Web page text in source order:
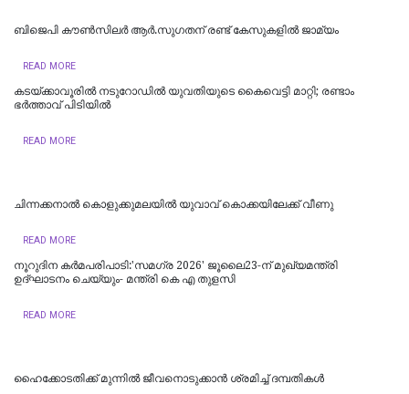
ബിജെപി കൗണ്‍സിലര്‍ ആര്‍.സുഗതന് രണ്ട് കേസുകളില്‍ ജാമ്യം
READ MORE
കടയ്ക്കാവൂരിൽ നടുറോഡില്‍ യുവതിയുടെ കൈവെട്ടി മാറ്റി; രണ്ടാം
ഭര്‍ത്താവ് പിടിയിൽ
READ MORE
ചിന്നക്കനാൽ കൊളുക്കുമലയില്‍ യുവാവ് കൊക്കയിലേക്ക് വീണു
READ MORE
നൂറുദിന കർമപരിപാടി:'സമഗ്ര 2026' ജൂലൈ23-ന് മുഖ്യമന്ത്രി
ഉദ്ഘാടനം ചെയ്യും- മന്ത്രി കെ എ തുളസി
READ MORE
ഹൈക്കോടതിക്ക് മുന്നില്‍ ജീവനൊടുക്കാന്‍ ശ്രമിച്ച് ദമ്പതികള്‍